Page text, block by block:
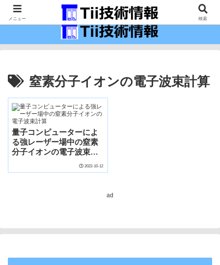
最新の科学技術の情報インフラ。
窒素分子イオンの電子波束計算
量子コンピューターによ
る強レーザー場中の窒素
分子イオンの電子波束計
2022-10-12
ad
メニュー 検索